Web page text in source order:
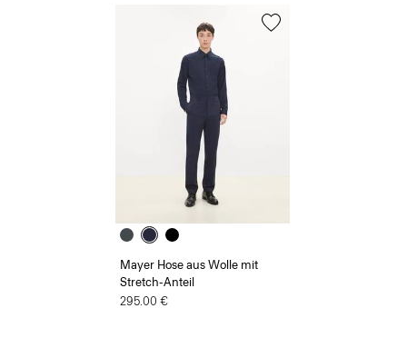
Mayer Hose aus Wolle mit
Stretch-Anteil
295.00 €